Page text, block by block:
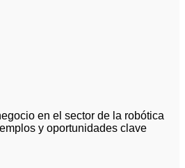
en el sector de la robótica
y oportunidades clave